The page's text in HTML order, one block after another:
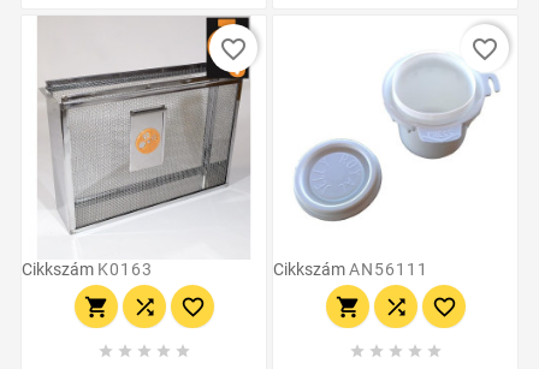
Cikkszám K0163
  
    
favorite_border
CikkszámAN56111
  
    
favorite_border